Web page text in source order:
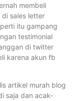
membeli
sales letter
itu gampang
testimonial
di twitter
karena akun fb
artikel murah blog
saja dan acak-